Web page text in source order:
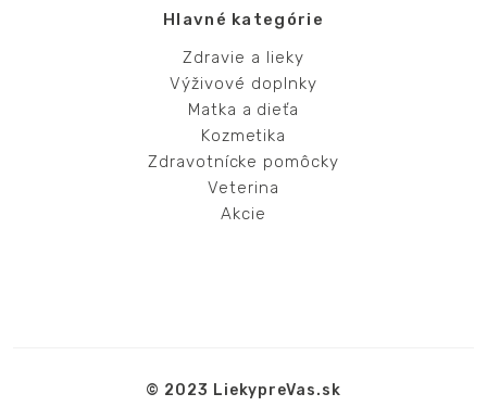
Hlavné kategórie
Zdravie a lieky
Výživové doplnky
Matka a dieťa
Kozmetika
Zdravotnícke pomôcky
Veterina
Akcie
© 2023 LiekypreVas.sk